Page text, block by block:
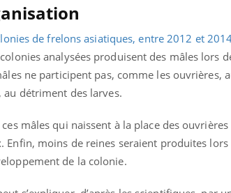
de frelons asiatiques, entre 2012 et
analysées produisent des mâles lors
ne participent pas, comme les ouvrières,
détriment des larves.
mâles qui naissent à la place des
Enfin, moins de reines seraient produites
de la colonie.